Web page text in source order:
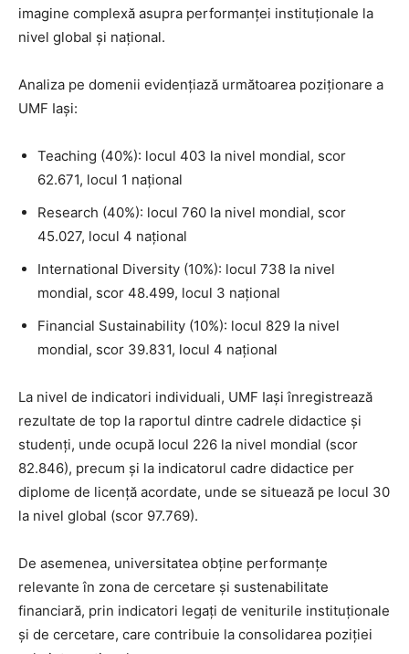
imagine complexă asupra performanței instituționale la
nivel global și național.
Analiza pe domenii evidențiază următoarea poziționare a
UMF Iași:
Teaching (40%): locul 403 la nivel mondial, scor
62.671, locul 1 național
Research (40%): locul 760 la nivel mondial, scor
45.027, locul 4 național
International Diversity (10%): locul 738 la nivel
mondial, scor 48.499, locul 3 național
Financial Sustainability (10%): locul 829 la nivel
mondial, scor 39.831, locul 4 național
La nivel de indicatori individuali, UMF Iași înregistrează
rezultate de top la raportul dintre cadrele didactice și
studenți, unde ocupă locul 226 la nivel mondial (scor
82.846), precum și la indicatorul cadre didactice per
diplome de licență acordate, unde se situează pe locul 30
la nivel global (scor 97.769).
De asemenea, universitatea obține performanțe
relevante în zona de cercetare și sustenabilitate
financiară, prin indicatori legați de veniturile instituționale
și de cercetare, care contribuie la consolidarea poziției